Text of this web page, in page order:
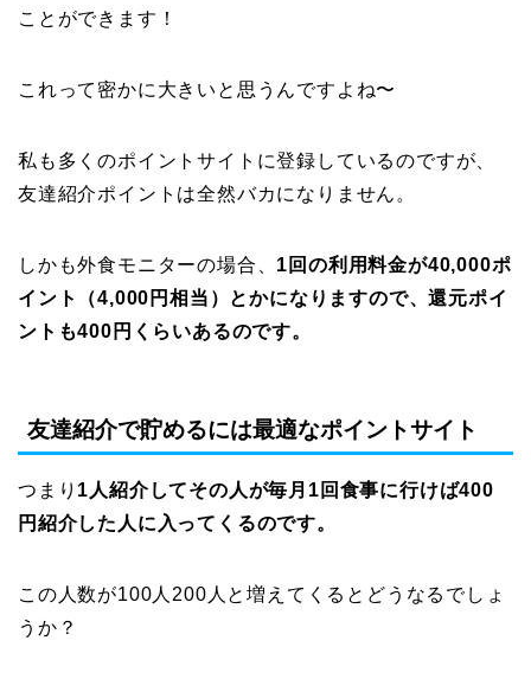
ことができます！
これって密かに大きいと思うんですよね〜
私も多くのポイントサイトに登録しているのですが、
友達紹介ポイントは全然バカになりません。
しかも外食モニターの場合、 1回の利用料金が40,000ポ
イント（4,000円相当）とかになりますので、還元ポイ
ントも400円くらいあるのです。
友達紹介で貯めるには最適なポイントサイト
つまり 1人紹介してその人が毎月1回食事に行けば400
円紹介した人に入ってくるのです。
この人数が100人200人と増えてくるとどうなるでしょ
うか？